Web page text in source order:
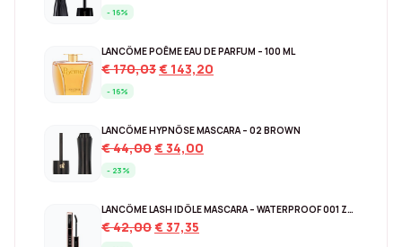
€ 44,00.
- 16%
LANCÔME POÊME EAU DE PARFUM – 100 ML
€170,03Original
€ 170,03.
€ 143,20
- 16%
LANCÔME HYPNÔSE MASCARA – 02 BROWN
€44,00Original
€ 44,00.
€34,00
- 23%
LANCÔME LASH IDÔLE MASCARA – WATERPROOF 001 ZWART
€42,00Original
€37,35